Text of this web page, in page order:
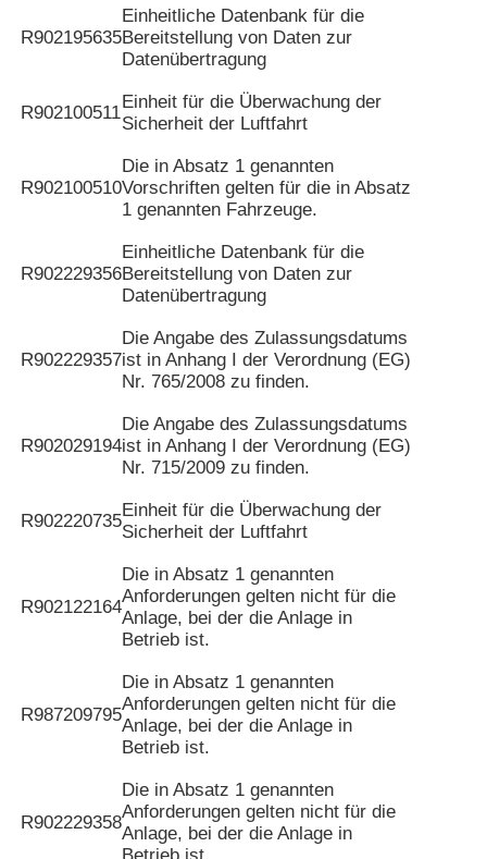
R902195635
Einheitliche Datenbank für die
Bereitstellung von Daten zur
Datenübertragung
R902100511
Einheit für die Überwachung der
Sicherheit der Luftfahrt
R902100510
Die in Absatz 1 genannten
Vorschriften gelten für die in Absatz
1 genannten Fahrzeuge.
R902229356
Einheitliche Datenbank für die
Bereitstellung von Daten zur
Datenübertragung
R902229357
Die Angabe des Zulassungsdatums
ist in Anhang I der Verordnung (EG)
Nr. 765/2008 zu finden.
R902029194
Die Angabe des Zulassungsdatums
ist in Anhang I der Verordnung (EG)
Nr. 715/2009 zu finden.
R902220735
Einheit für die Überwachung der
Sicherheit der Luftfahrt
R902122164
Die in Absatz 1 genannten
Anforderungen gelten nicht für die
Anlage, bei der die Anlage in
Betrieb ist.
R987209795
Die in Absatz 1 genannten
Anforderungen gelten nicht für die
Anlage, bei der die Anlage in
Betrieb ist.
R902229358
Die in Absatz 1 genannten
Anforderungen gelten nicht für die
Anlage, bei der die Anlage in
Betrieb ist.